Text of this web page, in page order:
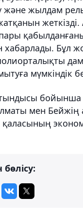
және жылдам
Бұл
мүмкіндік
бойынша
мен Бейжің